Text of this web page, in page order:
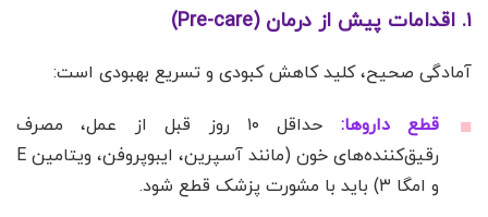
۱. اقدامات پیش از درمان (Pre-care)
آمادگی صحیح، کلید کاهش کبودی و تسریع بهبودی است:
قطع داروها:
حداقل ۱۰ روز قبل از عمل، مصرف
رقیق‌کننده‌های خون (مانند آسپرین، ایبوپروفن، ویتامین E
و امگا ۳) باید با مشورت پزشک قطع شود.